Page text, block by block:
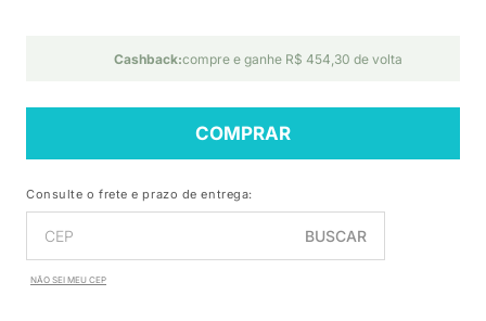
Cashback:compre e ganhe R$ 454,30 de volta
COMPRAR
Consulte o frete e prazo de entrega:
BUSCAR
NÃO SEI MEU CEP